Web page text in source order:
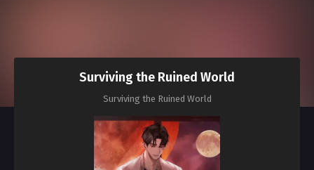
Surviving the Ruined World
Surviving the Ruined World